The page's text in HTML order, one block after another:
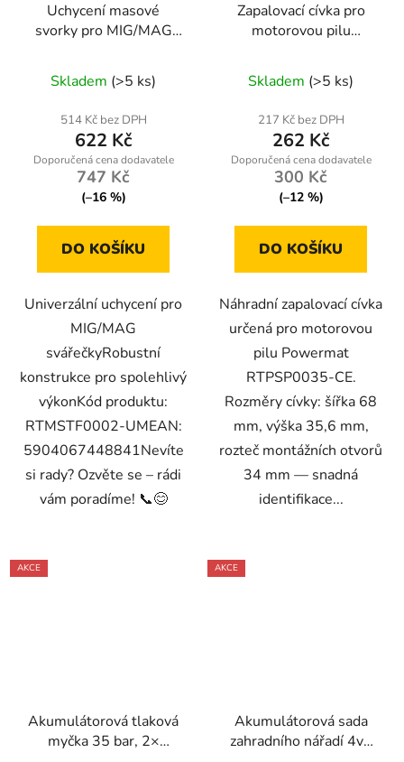
Uchycení masové
svorky pro MIG/MAG
RTMSTF0002-UM
Skladem (>5 ks)
514 Kč bez DPH
622 Kč
747 Kč
(–16 %)
DO KOŠÍKU
Univerzální uchycení pro
MIG/MAG
svářečkyRobustní
konstrukce pro spolehlivý
výkonKód produktu:
RTMSTF0002-UMEAN:
5904067448841Nevíte
si rady? Ozvěte se – rádi
vám poradíme! 📞😊
Zapalovací cívka pro
motorovou pilu
RTPSP0035-CE
Skladem (>5 ks)
217 Kč bez DPH
262 Kč
300 Kč
(–12 %)
DO KOŠÍKU
Náhradní zapalovací cívka
určená pro motorovou
pilu Powermat
RTPSP0035-CE.
Rozměry cívky: šířka 68
mm, výška 35,6 mm,
rozteč montážních otvorů
34 mm — snadná
identifikace...
AKCE
Akumulátorová tlaková
myčka 35 bar, 2×
AKCE
Akumulátorová sada
zahradního nářadí 4v1